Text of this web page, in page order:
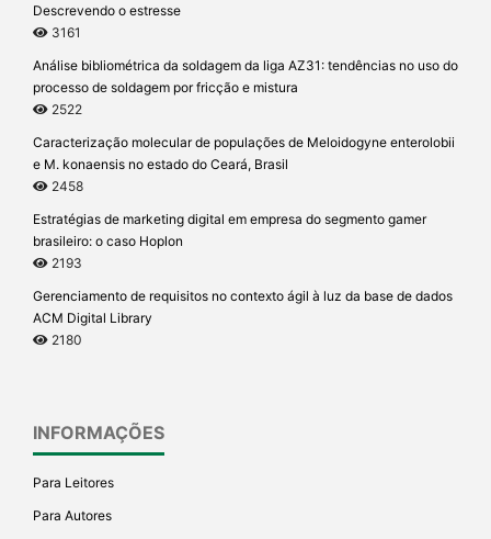
Descrevendo o estresse
3161
Análise bibliométrica da soldagem da liga AZ31: tendências no uso do
processo de soldagem por fricção e mistura
2522
Caracterização molecular de populações de Meloidogyne enterolobii
e M. konaensis no estado do Ceará, Brasil
2458
Estratégias de marketing digital em empresa do segmento gamer
brasileiro: o caso Hoplon
2193
Gerenciamento de requisitos no contexto ágil à luz da base de dados
ACM Digital Library
2180
INFORMAÇÕES
Para Leitores
Para Autores